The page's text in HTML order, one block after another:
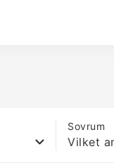
Sovrum